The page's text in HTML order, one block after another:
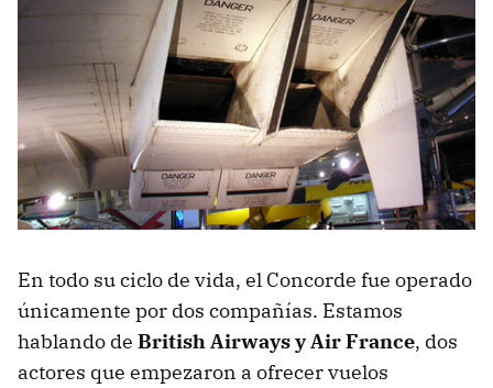
En todo su ciclo de vida, el Concorde fue operado
únicamente por dos compañías. Estamos
hablando de British Airways y Air France, dos
actores que empezaron a ofrecer vuelos